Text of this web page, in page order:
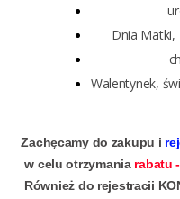
Dnia Matki,
Walentynek,
Zachęcamy do zakupu i
w celu otrzymania rabatu
Również do rejestracii